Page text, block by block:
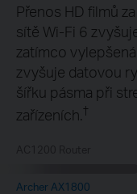
Přenos HD filmů
sítě Wi-Fi 6
zatímco
zvyšuje datovou
šířku pásma při
zařízeních.†
Archer AX1800